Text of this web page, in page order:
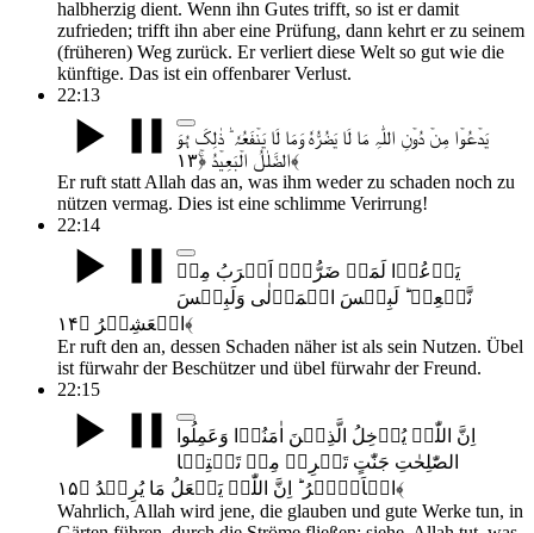
halbherzig dient. Wenn ihn Gutes trifft, so ist er damit
zufrieden; trifft ihn aber eine Prüfung, dann kehrt er zu seinem
(früheren) Weg zurück. Er verliert diese Welt so gut wie die
künftige. Das ist ein offenbarer Verlust.
22:13
یَدۡعُوۡا مِنۡ دُوۡنِ اللّٰہِ مَا لَا یَضُرُّہٗ وَمَا لَا یَنۡفَعُہٗ ؕ ذٰلِکَ ہُوَ
الضَّلٰلُ الۡبَعِیۡدُ ﴿ۚ۱۳﴾
Er ruft statt Allah das an, was ihm weder zu schaden noch zu
nützen vermag. Dies ist eine schlimme Verirrung!
22:14
یَدۡعُوۡا لَمَنۡ ضَرُّہٗۤ اَقۡرَبُ مِنۡ
نَّفۡعِہٖ ؕ لَبِئۡسَ الۡمَوۡلٰی وَلَبِئۡسَ
الۡعَشِیۡرُ ﴿۱۴﴾
Er ruft den an, dessen Schaden näher ist als sein Nutzen. Übel
ist fürwahr der Beschützer und übel fürwahr der Freund.
22:15
اِنَّ اللّٰہَ یُدۡخِلُ الَّذِیۡنَ اٰمَنُوۡا وَعَمِلُوا
الصّٰلِحٰتِ جَنّٰتٍ تَجۡرِیۡ مِنۡ تَحۡتِہَا
الۡاَنۡہٰرُ ؕ اِنَّ اللّٰہَ یَفۡعَلُ مَا یُرِیۡدُ ﴿۱۵﴾
Wahrlich, Allah wird jene, die glauben und gute Werke tun, in